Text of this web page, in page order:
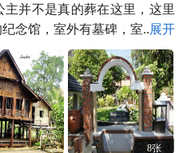
并不是真的葬在这里，这里
念馆，室外有墓碑，室...展开
8张